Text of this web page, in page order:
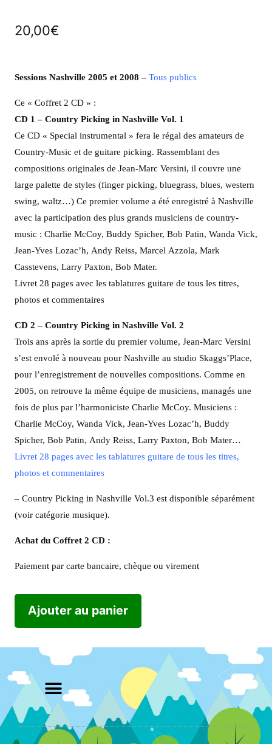
20,00€
Sessions Nashville 2005 et 2008 – Tous publics
Ce « Coffret 2 CD » :
CD 1 – Country Picking in Nashville Vol. 1
Ce CD « Special instrumental » fera le régal des amateurs de
Country-Music et de guitare picking. Rassemblant des
compositions originales de Jean-Marc Versini, il couvre une
large palette de styles (finger picking, bluegrass, blues, western
swing, waltz…) Ce premier volume a été enregistré à Nashville
avec la participation des plus grands musiciens de country-
music : Charlie McCoy, Buddy Spicher, Bob Patin, Wanda Vick,
Jean-Yves Lozac’h, Andy Reiss, Marcel Azzola, Mark
Casstevens, Larry Paxton, Bob Mater.
Livret 28 pages avec les tablatures guitare de tous les titres,
photos et commentaires
CD 2 – Country Picking in Nashville Vol. 2
Trois ans après la sortie du premier volume, Jean-Marc Versini
s’est envolé à nouveau pour Nashville au studio Skaggs’Place,
pour l’enregistrement de nouvelles compositions. Comme en
2005, on retrouve la même équipe de musiciens, managés une
fois de plus par l’harmoniciste Charlie McCoy. Musiciens :
Charlie McCoy, Wanda Vick, Jean-Yves Lozac’h, Buddy
Spicher, Bob Patin, Andy Reiss, Larry Paxton, Bob Mater…
Livret 28 pages avec les tablatures guitare de tous les titres,
photos et commentaires
– Country Picking in Nashville Vol.3 est disponible séparément
(voir catégorie musique).
Achat du Coffret 2 CD :
Paiement par carte bancaire, chèque ou virement
Ajouter au panier